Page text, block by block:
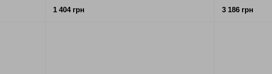
1 404 грн
3 186 грн